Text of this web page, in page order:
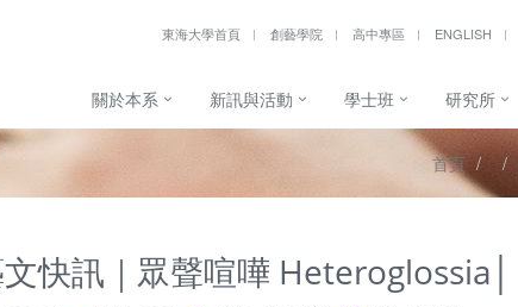
東海大學首頁 創藝學院 高中專區 ENGLISH
關於本系 新訊與活動 學士班 研究所
首頁
快訊｜眾聲喧嘩 Heteroglossia│